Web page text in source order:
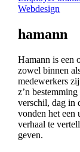
Webdesign
hamann
Hamann is een
zowel binnen
medewerkers
z’n
verschil, dag in
vonden het een
verhaal te
geven.